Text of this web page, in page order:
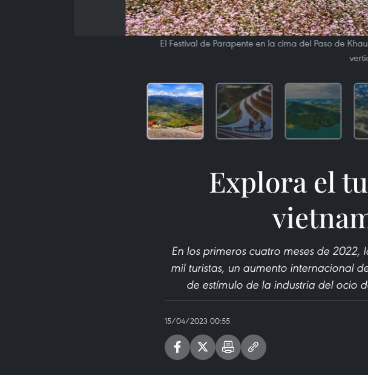
El Festival de Parapente en la cima del Paso de
Explora el
En los primeros cuatro meses de
mil turistas, un aumento internacional
de estímulo de la industria del ocio
15/04/2023 00:55